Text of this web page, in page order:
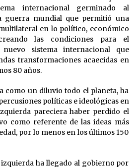
internacional germinado al
guerra mundial que permitió una
en lo político, económico
las condiciones para el
sistema internacional que
transformaciones acaecidas en
80 años.
como un diluvio todo el planeta, ha
políticas e ideológicas en
pareciera haber perdido el
como referente de las ideas más
por lo menos en los últimos 150
izquierda ha llegado al gobierno por